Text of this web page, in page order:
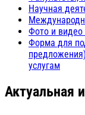
Научная
Фото и видео
Форма для
услугам
Актуальная